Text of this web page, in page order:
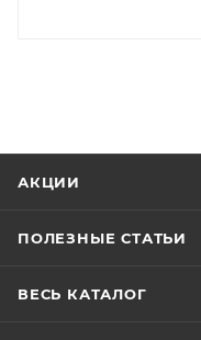
АКЦИИ
ПОЛЕЗНЫЕ СТАТЬИ
ВЕСЬ КАТАЛОГ